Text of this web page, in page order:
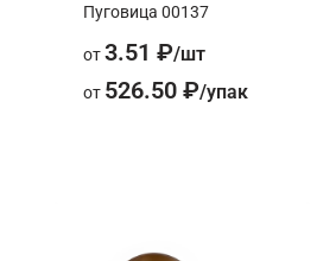
Пуговица 00137
от 3.51 ₽
от 526.50 ₽